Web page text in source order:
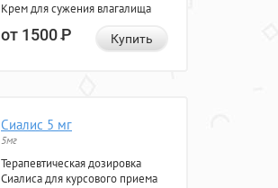
Крем для сужения влагалища
от 1500Р Купить
Сиалис 5 мг
5мг
Терапевтическая дозировка
Сиалиса для курсового приема